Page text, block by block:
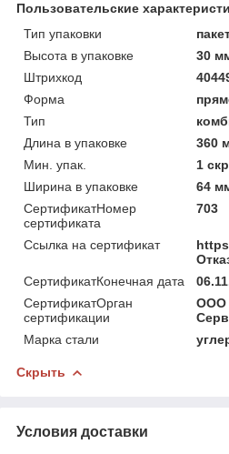
Пользовательские
Тип упаковки
Высота в упаковке
30
Штрихкод
Форма
Тип
Длина в упаковке
360
Мин. упак.
1
Ширина в упаковке
64
СертификатНомер
сертификата
703
Ссылка на сертификат
СертификатКонечная дата
СертификатОрган
сертификации
ООО
Марка стали
Скрыть
Условия доставки